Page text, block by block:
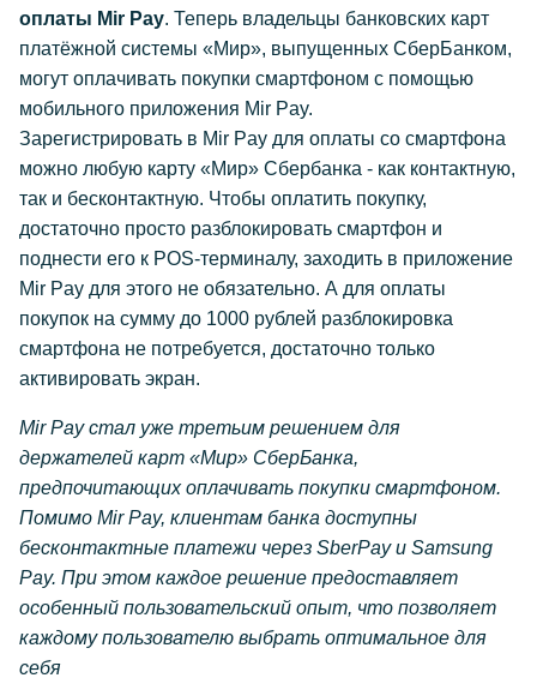
оплаты Mir Pay. Теперь владельцы банковских карт
платёжной системы «Мир», выпущенных СберБанком,
могут оплачивать покупки смартфоном с помощью
мобильного приложения Mir Pay.
Зарегистрировать в Mir Pay для оплаты со смартфона
можно любую карту «Мир» Сбербанка - как контактную,
так и бесконтактную. Чтобы оплатить покупку,
достаточно просто разблокировать смартфон и
поднести его к POS-терминалу, заходить в приложение
Mir Pay для этого не обязательно. А для оплаты
покупок на сумму до 1000 рублей разблокировка
смартфона не потребуется, достаточно только
активировать экран.
Mir Pay стал уже третьим решением для
держателей карт «Мир» СберБанка,
предпочитающих оплачивать покупки смартфоном.
Помимо Mir Pay, клиентам банка доступны
бесконтактные платежи через SberPay и Samsung
Pay. При этом каждое решение предоставляет
особенный пользовательский опыт, что позволяет
каждому пользователю выбрать оптимальное для
себя